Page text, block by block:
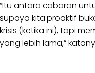
“Itu antara cabaran
supaya kita proaktif
krisis (ketika ini), tapi
yang lebih lama,”